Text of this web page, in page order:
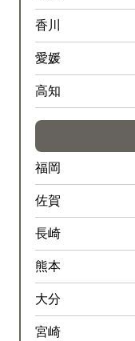
香川
愛媛
高知
福岡
佐賀
長崎
熊本
大分
宮崎